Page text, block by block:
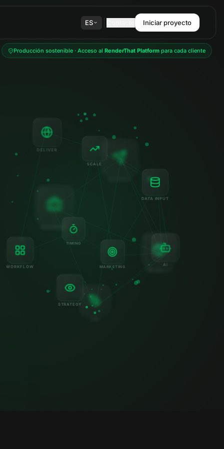
ES Iniciar proyecto
Producción sostenible · Acceso al RenderThat Platform para cada cliente
OUTPUT
STRATEGY